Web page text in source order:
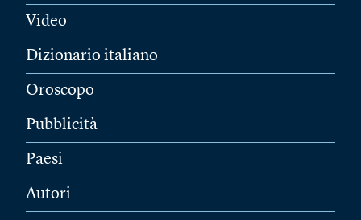
Video
Dizionario italiano
Oroscopo
Pubblicità
Paesi
Autori